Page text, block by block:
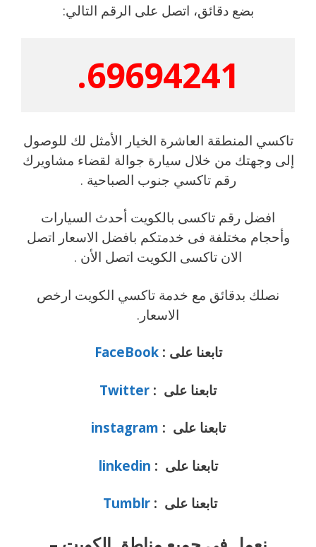
بضع دقائق، اتصل على الرقم التالي:
69694241.
تاكسي المنطقة العاشرة الخيار الأمثل لك للوصول
إلى وجهتك من خلال سيارة جوالة لقضاء مشاويرك
رقم تاكسي جنوب الصباحية .
افضل رقم تاكسى بالكويت أحدث السيارات
وأحجام مختلفة فى خدمتكم بافضل الاسعار اتصل
الان تاكسى الكويت اتصل الأن .
نصلك بدقائق مع خدمة تاكسي الكويت ارخص
الاسعار.
تابعنا على :FaceBook
تابعنا على : Twitter
تابعنا على : instagram
تابعنا على : linkedin
تابعنا على :Tumblr